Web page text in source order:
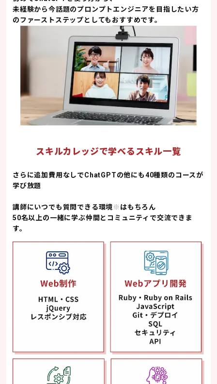
未経験から今話題のプロンプトエンジニアを目指したい方
のファーストステップとしてもおすすめです。
スキルカレッジで学べるスキル一覧
さらに追加費用なしでChatGPTの他にも40種類のコースが
学び放題
講師にいつでも質問できる環境※ はもちろん
50名以上の一緒に学ぶ仲間とコミュニティで交流できま
す。